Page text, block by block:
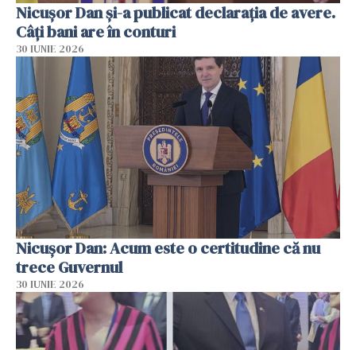
Nicuşor Dan şi-a publicat declaraţia de avere.
Câți bani are în conturi
30 IUNIE 2026
Nicușor Dan: Acum este o certitudine că nu
trece Guvernul
30 IUNIE 2026